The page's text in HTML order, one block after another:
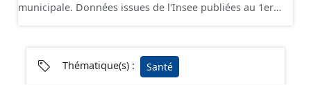
municipale. Données issues de l'Insee publiées au 1er
Thématique(s) : Santé